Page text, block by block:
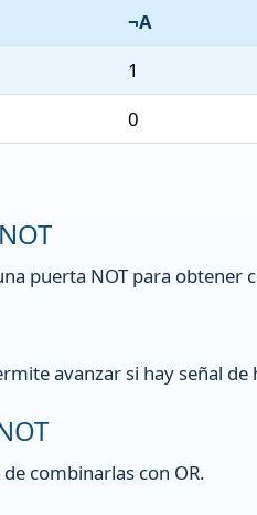
¬A
1
0
puerta NOT para obtener
avanzar si hay señal
combinarlas con OR.